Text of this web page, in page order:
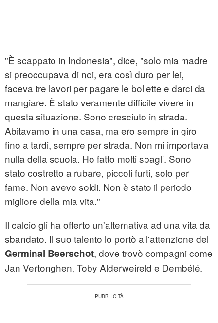
"È scappato in Indonesia", dice, "solo mia madre
si preoccupava di noi, era così duro per lei,
faceva tre lavori per pagare le bollette e darci da
mangiare. È stato veramente difficile vivere in
questa situazione. Sono cresciuto in strada.
Abitavamo in una casa, ma ero sempre in giro
fino a tardi, sempre per strada. Non mi importava
nulla della scuola. Ho fatto molti sbagli. Sono
stato costretto a rubare, piccoli furti, solo per
fame. Non avevo soldi. Non è stato il periodo
migliore della mia vita."
Il calcio gli ha offerto un'alternativa ad una vita da
sbandato. Il suo talento lo portò all'attenzione del
Germinal Beerschot, dove trovò compagni come
Jan Vertonghen, Toby Alderweireld e Dembélé.